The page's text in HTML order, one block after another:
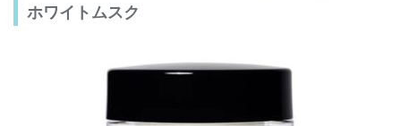
ホワイトムスク